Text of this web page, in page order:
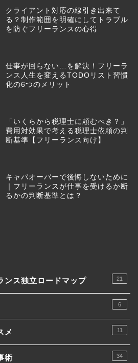
クライアント対応の線引き出来て
る？制作範囲を明確にしてトラブル
を防ぐフリーランスの心得
仕事が回らない…を解決！フリーラ
ンス人生を変えるTODOリスト習慣
化の6つのメリット
「いくらから税理士に頼むべき？」
費用対効果で考える税理士依頼の判
断基準【フリーランス向け】
キャパオーバーで後悔しないために
｜フリーランスが仕事を受けるか断
るかの判断基準とは？
ンス独立ロードマップ 21
6
メ 11
術 34